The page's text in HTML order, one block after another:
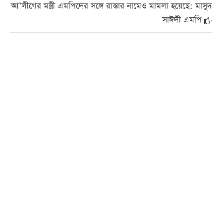
আ’লীগের মন্ত্রী এমপিদের সঙ্গে রাস্তার নামেও মামলা হয়েছে: মাসুদ
সাঈদী এমপি